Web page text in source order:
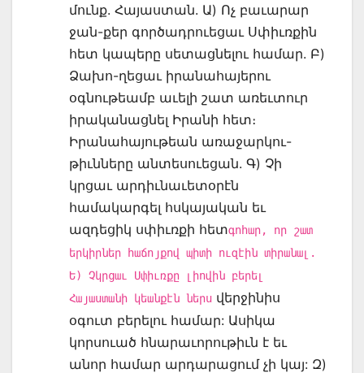
մունք. Հայաստան. Ա) Ոչ բաւարար
ջան-քեր գործադրուեցաւ Սփիւռքին
հետ կապերը սետացնելու համար. Բ)
Ձախո-ղեցաւ իրանահայերու
օգնութեամբ աւելի շատ առեւտուր
իրականացնել Իրանի հետ։
Իրանահայութեան առաջարկու-
թիւնները անտեսուեցան. Գ) Չի
կրցաւ արդիւնաւետօրէն
համակարգել հսկայական եւ
ազդեցիկ սփիւռքի հետգոհար, որ շատ
երկիրներ հաճոյքով պիտի ուզէին տիրանալ.
Ե) Չկրցաւ Սփիւռքը լիովին բերել
Հայաստանի կեանքէն ներս վերջինիս
օգուտ բերելու համար: Ասիկա
կորսուած հնարաւորութիւն է եւ
անոր համար արդարացում չի կայ: Զ)